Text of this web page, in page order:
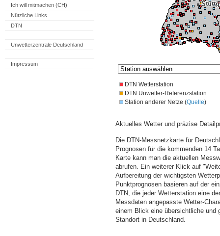
Ich will mitmachen (CH)
Nützliche Links
DTN
Unwetterzentrale Deutschland
Impressum
DTN Wetterstation
DTN Unwetter-Referenzstation
Station anderer Netze (Quelle)
Aktuelles Wetter und präzise
Die DTN-Messnetzkarte für
Prognosen für die kommenden 14
Karte kann man die aktuellen
abrufen. Ein weiterer Klick auf
Aufbereitung der wichtigsten
Punktprognosen basieren auf der
DTN, die jeder Wetterstation eine
Messdaten angepasste Wetter-
einem Blick eine übersichtliche und
Standort in Deutschland.